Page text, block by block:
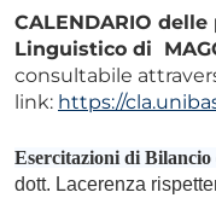
CALENDARIO
Linguistico di
consultabile
link: https://
Esercitazioni di
dott. Lacerenza